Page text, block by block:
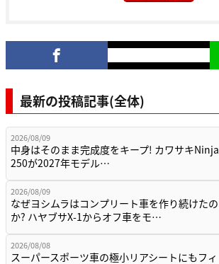
最新の投稿記事(全体)
2026/08/09
中身はそのまま完成度をキープ! カワサキNinja
250が2027年モデル…
2026/08/09
なぜヨシムラはコンプリート車を作り続けたの
か? ハヤブサX-1からオフ車をモ…
2026/08/08
スーパースポーツ車の極小リアシートにもフィ